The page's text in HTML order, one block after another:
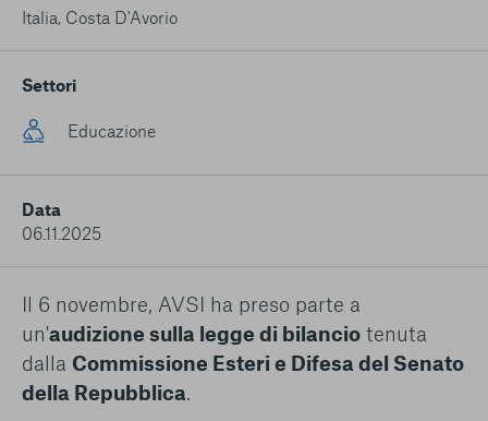
conto del fatto che il blocco di alcuni cookie può
condizionare l’esperienza sulla Piattaforma e il suo
funzionamento. Premendo “Conferma le mie scelte”, la
selezione relativa ai cookie effettuata verrà salvata. Se non è
equivarrà a rifiutare tutti i cookie. Per ulteriori informazioni, è
possibile consultare la nostra
Cookie strettamente necessari
Cookies di marketing
Italia, Costa D'Avorio
Settori
Educazione
Data
06.11.2025
Il 6 novembre, AVSI ha preso parte a
un'audizione sulla legge di bilancio tenuta
dalla Commissione Esteri e Difesa del Senato
della Repubblica.